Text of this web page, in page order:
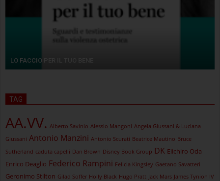
LO FACCIO PER IL TUO BENE
TAG
AA.VV. Alberto Savinio Alessio Mangoni Angela Giussani & Luciana
Giussani Antonio Manzini Antonio Scurati Beatrice Mautino Bruce
Sutherland caduta capelli Dan Brown Disney Book Group DK Eiichiro Oda
Enrico Deaglio Federico Rampini Felicia Kingsley Gaetano Savatteri
Geronimo Stilton Gilad Soffer Holly Black Hugo Pratt Jack Mars James Tynion IV